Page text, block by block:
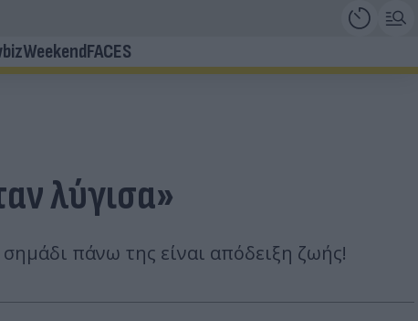
WeekendFACES
λύγισα»
πάνω της είναι απόδειξη ζωής!